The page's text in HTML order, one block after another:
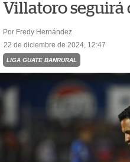
Villatoro seguirá
Por Fredy Hernández
22 de diciembre de 2024, 12:47
LIGA GUATE BANRURAL